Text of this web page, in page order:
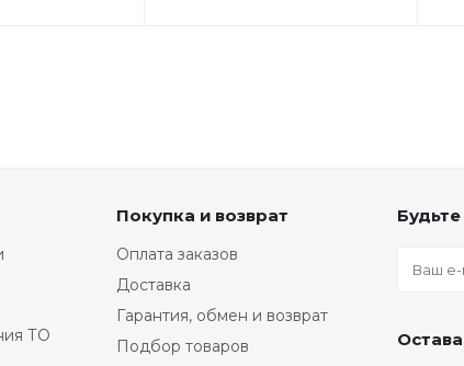
ТО
Покупка и возврат
Оплата заказов
Доставка
Гарантия, обмен и возврат
Подбор товаров